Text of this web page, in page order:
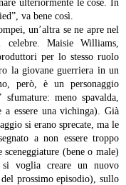
ulteriormente le cose. In
va bene così.
un’altra se ne apre nel
Maisie Williams,
per lo stesso ruolo
la giovane guerriera in un
però, è un personaggio
meno spavalda,
essere una vichinga). Già
si erano sprecate, ma le
a non essere troppo
(bene o male)
voglia creare un nuovo
prossimo episodio), sullo